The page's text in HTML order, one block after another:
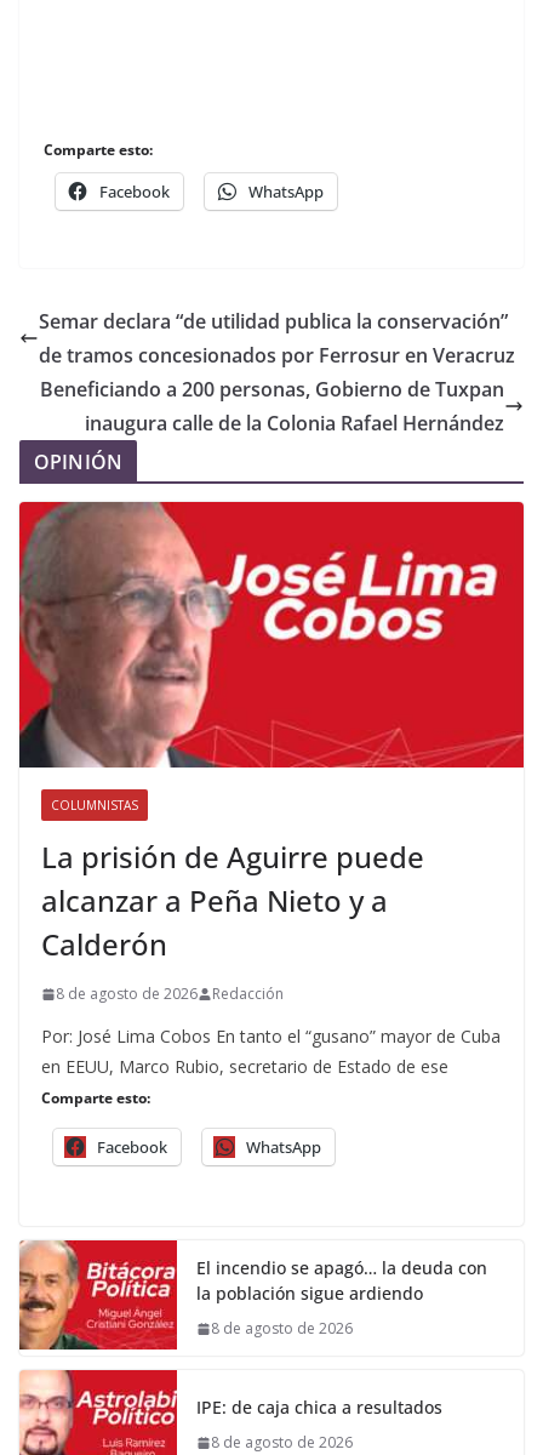
Comparte esto:
Facebook WhatsApp
Semar declara “de utilidad publica la conservación”
de tramos concesionados por Ferrosur en Veracruz
Beneficiando a 200 personas, Gobierno de Tuxpan
inaugura calle de la Colonia Rafael Hernández
OPINIÓN
COLUMNISTAS
La prisión de Aguirre puede
alcanzar a Peña Nieto y a
Calderón
8 de agosto de 2026 Redacción
Por: José Lima Cobos En tanto el “gusano” mayor de Cuba
en EEUU, Marco Rubio, secretario de Estado de ese
Comparte esto:
Facebook WhatsApp
El incendio se apagó… la deuda con
la población sigue ardiendo
8 de agosto de 2026
IPE: de caja chica a resultados
8 de agosto de 2026